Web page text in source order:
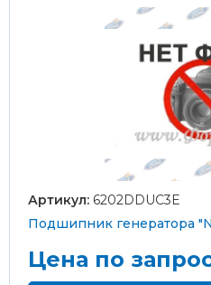
Артикул: 6202DDUC3E
Подшипник генератора
Цена по